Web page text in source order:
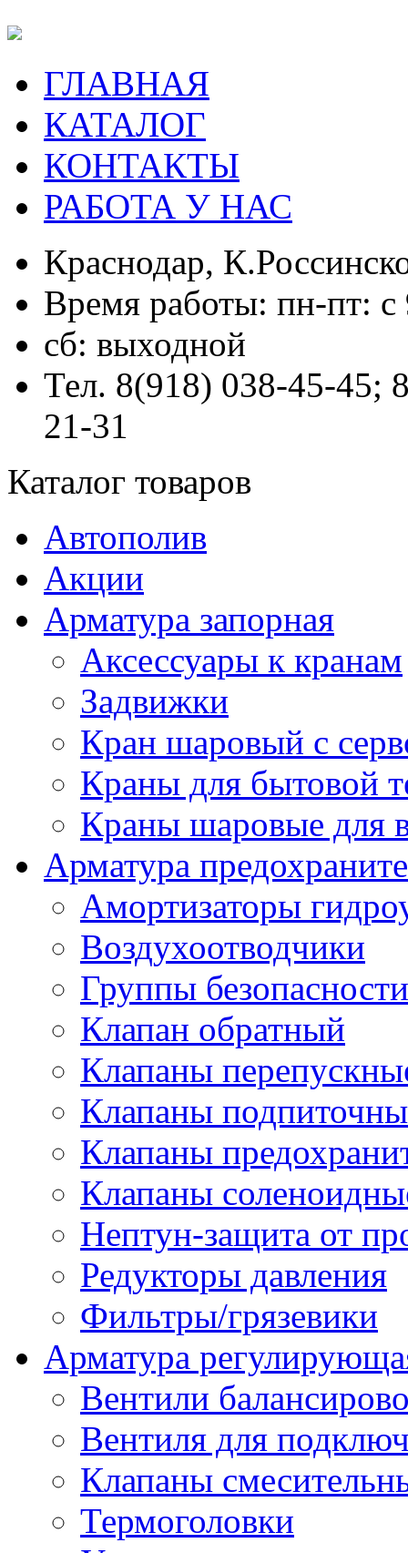
ГЛАВНАЯ
КАТАЛОГ
КОНТАКТЫ
РАБОТА У НАС
Краснодар,
Время работы: пн-пт:
сб: выходной
Тел. 8(918) 038-45-45;
21-31
Каталог товаров
Автополив
Акции
Арматура запорная
Аксессуары к кранам
Задвижки
Кран шаровый с
Краны для бытовой
Краны шаровые для
Арматура
Амортизаторы
Воздухоотводчики
Группы безопасности
Клапан обратный
Клапаны
Клапаны
Клапаны
Клапаны
Нептун-защита от
Редукторы давления
Фильтры/грязевики
Арматура
Вентили
Вентиля для
Клапаны
Термоголовки